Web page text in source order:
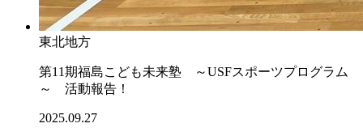
東北地方
第11期福島こども未来塾 ～USFスポーツプログラム
～ 活動報告！
2025.09.27